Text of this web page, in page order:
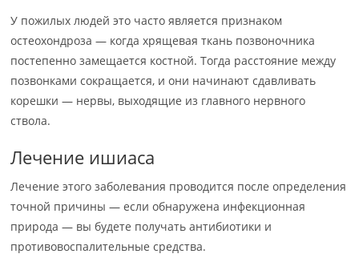
У пожилых людей это часто является признаком
остеохондроза — когда хрящевая ткань позвоночника
постепенно замещается костной. Тогда расстояние между
позвонками сокращается, и они начинают сдавливать
корешки — нервы, выходящие из главного нервного
ствола.
Лечение ишиаса
Лечение этого заболевания проводится после определения
точной причины — если обнаружена инфекционная
природа — вы будете получать антибиотики и
противовоспалительные средства.